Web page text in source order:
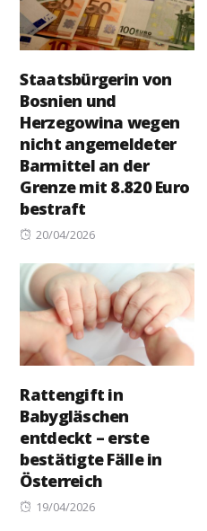
Staatsbürgerin von
Bosnien und
Herzegowina wegen
nicht angemeldeter
Barmittel an der
Grenze mit 8.820 Euro
bestraft
Posted
20/04/2026
Rattengift in
Babygläschen
entdeckt – erste
bestätigte Fälle in
Österreich
Posted
19/04/2026